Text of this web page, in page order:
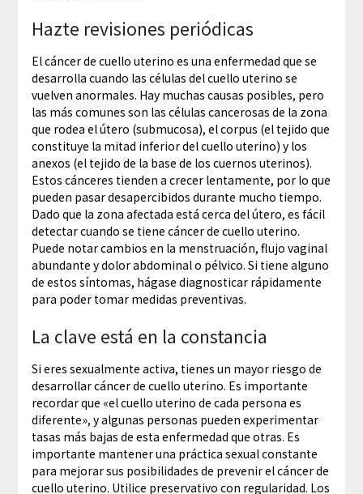
Hazte revisiones periódicas
El cáncer de cuello uterino es una enfermedad que se
desarrolla cuando las células del cuello uterino se
vuelven anormales. Hay muchas causas posibles, pero
las más comunes son las células cancerosas de la zona
que rodea el útero (submucosa), el corpus (el tejido que
constituye la mitad inferior del cuello uterino) y los
anexos (el tejido de la base de los cuernos uterinos).
Estos cánceres tienden a crecer lentamente, por lo que
pueden pasar desapercibidos durante mucho tiempo.
Dado que la zona afectada está cerca del útero, es fácil
detectar cuando se tiene cáncer de cuello uterino.
Puede notar cambios en la menstruación, flujo vaginal
abundante y dolor abdominal o pélvico. Si tiene alguno
de estos síntomas, hágase diagnosticar rápidamente
para poder tomar medidas preventivas.
La clave está en la constancia
Si eres sexualmente activa, tienes un mayor riesgo de
desarrollar cáncer de cuello uterino. Es importante
recordar que «el cuello uterino de cada persona es
diferente», y algunas personas pueden experimentar
tasas más bajas de esta enfermedad que otras. Es
importante mantener una práctica sexual constante
para mejorar sus posibilidades de prevenir el cáncer de
cuello uterino. Utilice preservativo con regularidad. Los